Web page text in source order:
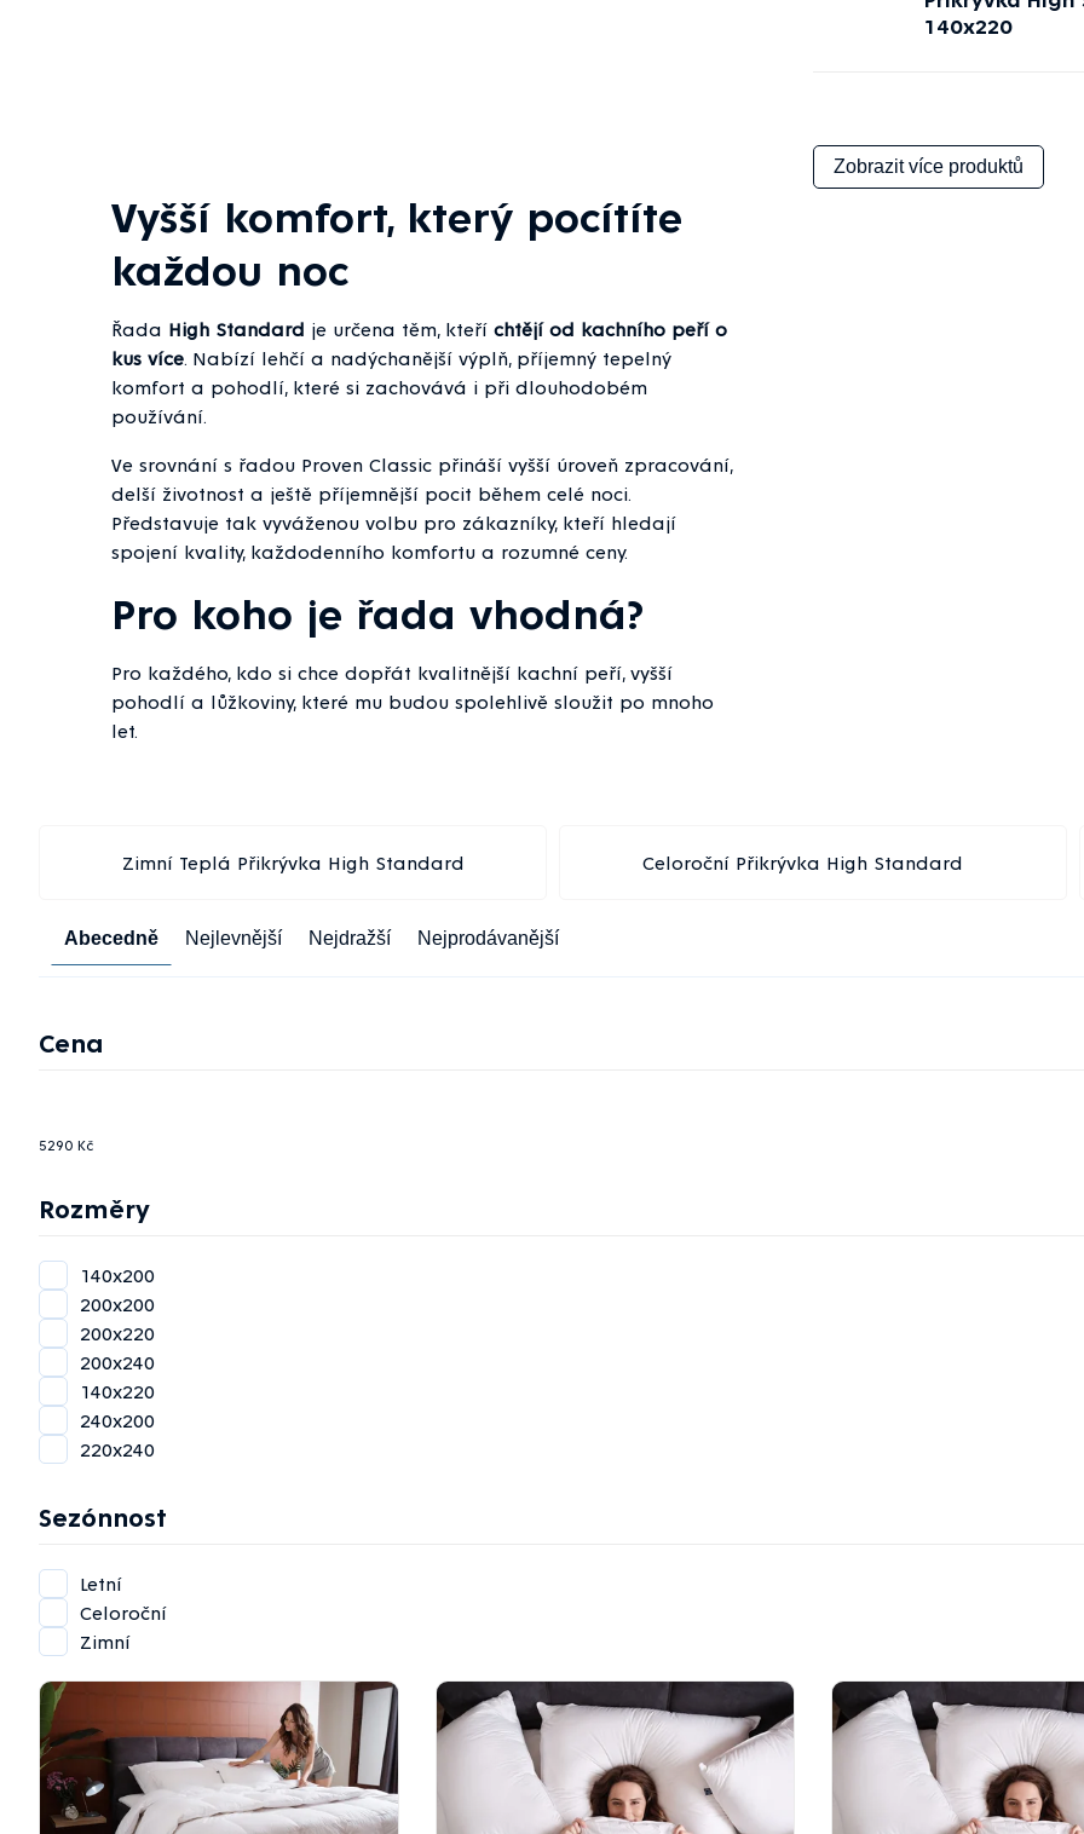
Vyšší komfort, který pocítíte
každou noc
Řada High Standard je určena těm, kteří chtějí od kachního peří o
kus více. Nabízí lehčí a nadýchanější výplň, příjemný tepelný
komfort a pohodlí, které si zachovává i při dlouhodobém
používání.
Ve srovnání s řadou Proven Classic přináší vyšší úroveň zpracování,
delší životnost a ještě příjemnější pocit během celé noci.
Představuje tak vyváženou volbu pro zákazníky, kteří hledají
spojení kvality, každodenního komfortu a rozumné ceny.
Pro koho je řada vhodná?
Pro každého, kdo si chce dopřát kvalitnější kachní peří, vyšší
pohodlí a lůžkoviny, které mu budou spolehlivě sloužit po mnoho
let.
Zimní Teplá Přikrývka High Standard Celoroční Přikrývka High Standard
140x220
Zobrazit více produktů
Řazení
Abecedně Nejlevnější Nejdražší Nejprodávanější
Cena
5290 Kč
Rozměry
140x200
200x200
200x220
200x240
140x220
240x200
220x240
Sezónnost
Letní
Celoroční
Zimní
Výpis
produktů